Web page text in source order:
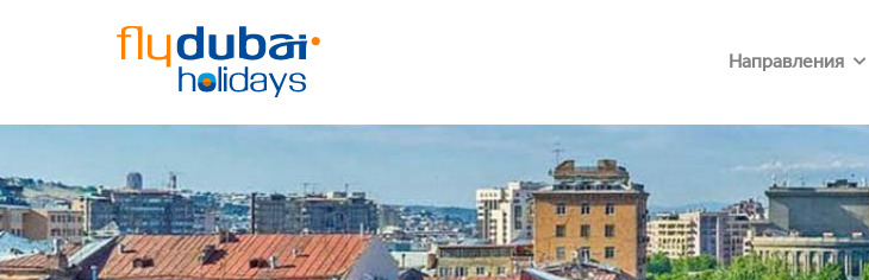
Направления